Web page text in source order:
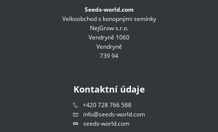
Seeds-world.com
Velkoobchod s konopnými semínky
NejGrow s.r.o.
Vendryně 1060
Vendryně
739 94
Kontaktní údaje
+420 728 766 588
info@seeds-world.com
seeds-world.com